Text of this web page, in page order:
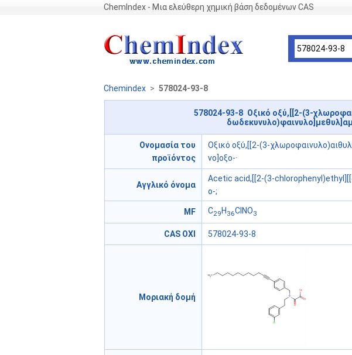
ChemIndex - Μια ελεύθερη χημική βάση δεδομένων CAS
Chemindex > 578024-93-8
578024-93-8 Οξικό οξύ,[[2-(3-
Ονομασία του
προϊόντος
Οξικό οξύ,[[2-(3-
νο]οξο-·
Αγγλικό όνομα
Acetic acid,[[2-(3-
o-;
MF C29 H 36ClNO3
CAS ΟΧΙ 578024-93-8
Μοριακή δομή